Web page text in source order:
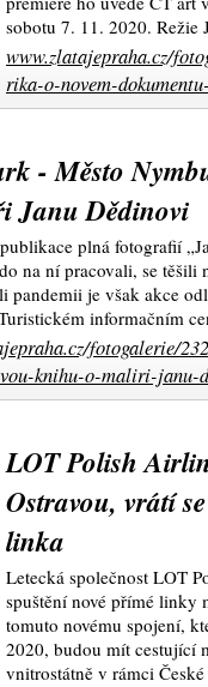
sobotu 7. 11. 2020. Režie
www.zlatajepraha.cz/
rika-o-novem-
- Město
Janu Dědinovi
plná fotografií
na ní pracovali, se těšili
pandemii je však akce
informačním
fotogalerie/
knihu-o-maliri-janu-
LOT Polish
Ostravou, vrátí
linka
Letecká společnost LOT
spuštění nové přímé linky
tomuto novému spojení,
2020, budou mít cestující
vnitrostátně v rámci